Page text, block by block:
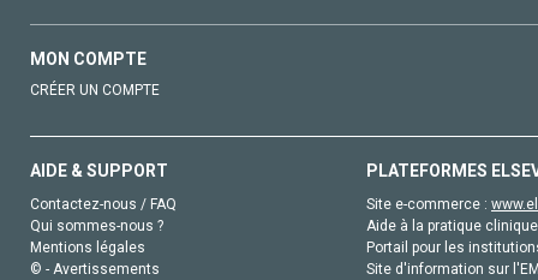
MON COMPTE
CRÉER UN COMPTE
AIDE & SUPPORT
Contactez-nous / FAQ
Qui sommes-nous ?
Mentions légales
© - Avertissements
PLATEFORMES
Site e-commerce :
Aide à la pratique
Portail pour les
Site d'information sur